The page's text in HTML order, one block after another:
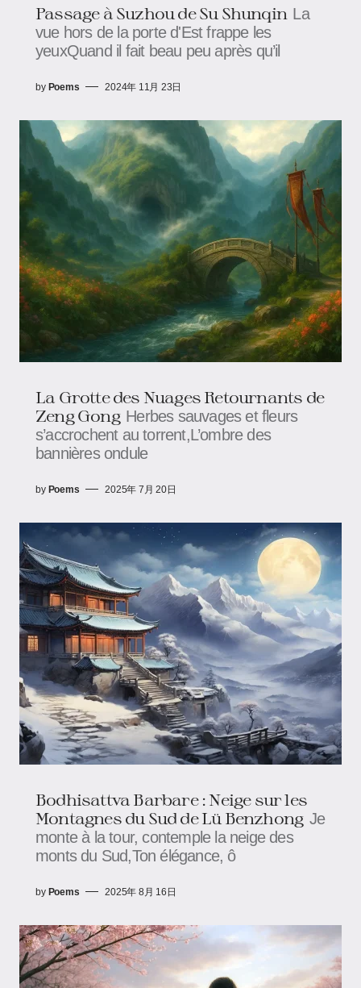
Passage à Suzhou de Su Shunqin La
vue hors de la porte d'Est frappe les
yeuxQuand il fait beau peu après qu’il
by Poems 2024年 11月 23日
La Grotte des Nuages Retournants​​ de
Zeng Gong Herbes sauvages et fleurs
s’accrochent au torrent,L’ombre des
bannières ondule
by Poems 2025年 7月 20日
Bodhisattva Barbare : Neige sur les
Montagnes du Sud de Lü Benzhong Je
monte à la tour, contemple la neige des
monts du Sud,Ton élégance, ô
by Poems 2025年 8月 16日